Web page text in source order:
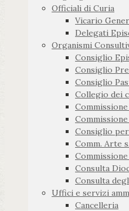
Officiali di Curia
Vicario
Delegati
Organismi
Consiglio
Consiglio
Consiglio
Collegio dei
Consiglio
Comm. Arte
Consulta
Consulta
Uffici e servizi
Cancelleria